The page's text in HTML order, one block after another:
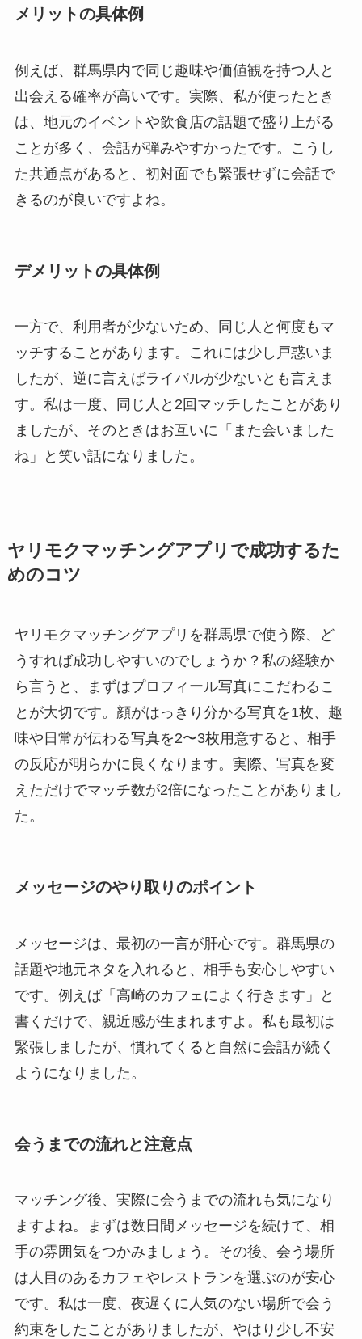
メリットの具体例
例えば、群馬県内で同じ趣味や価値観を持つ人と
出会える確率が高いです。実際、私が使ったとき
は、地元のイベントや飲食店の話題で盛り上がる
ことが多く、会話が弾みやすかったです。こうし
た共通点があると、初対面でも緊張せずに会話で
きるのが良いですよね。
デメリットの具体例
一方で、利用者が少ないため、同じ人と何度もマ
ッチすることがあります。これには少し戸惑いま
したが、逆に言えばライバルが少ないとも言えま
す。私は一度、同じ人と2回マッチしたことがあり
ましたが、そのときはお互いに「また会いました
ね」と笑い話になりました。
ヤリモクマッチングアプリで成功するた
めのコツ
ヤリモクマッチングアプリを群馬県で使う際、ど
うすれば成功しやすいのでしょうか？私の経験か
ら言うと、まずはプロフィール写真にこだわるこ
とが大切です。顔がはっきり分かる写真を1枚、趣
味や日常が伝わる写真を2〜3枚用意すると、相手
の反応が明らかに良くなります。実際、写真を変
えただけでマッチ数が2倍になったことがありまし
た。
メッセージのやり取りのポイント
メッセージは、最初の一言が肝心です。群馬県の
話題や地元ネタを入れると、相手も安心しやすい
です。例えば「高崎のカフェによく行きます」と
書くだけで、親近感が生まれますよ。私も最初は
緊張しましたが、慣れてくると自然に会話が続く
ようになりました。
会うまでの流れと注意点
マッチング後、実際に会うまでの流れも気になり
ますよね。まずは数日間メッセージを続けて、相
手の雰囲気をつかみましょう。その後、会う場所
は人目のあるカフェやレストランを選ぶのが安心
です。私は一度、夜遅くに人気のない場所で会う
約束をしたことがありましたが、やはり少し不安